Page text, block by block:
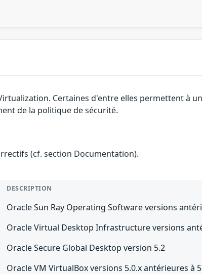
Certaines d'entre elles permettent à
de la politique de sécurité.
(cf. section Documentation).
DESCRIPTION
Oracle Sun Ray Operating Software versions
Oracle Virtual Desktop Infrastructure versions
Oracle Secure Global Desktop version 5.2
Oracle VM VirtualBox versions 5.0.x antérieures à